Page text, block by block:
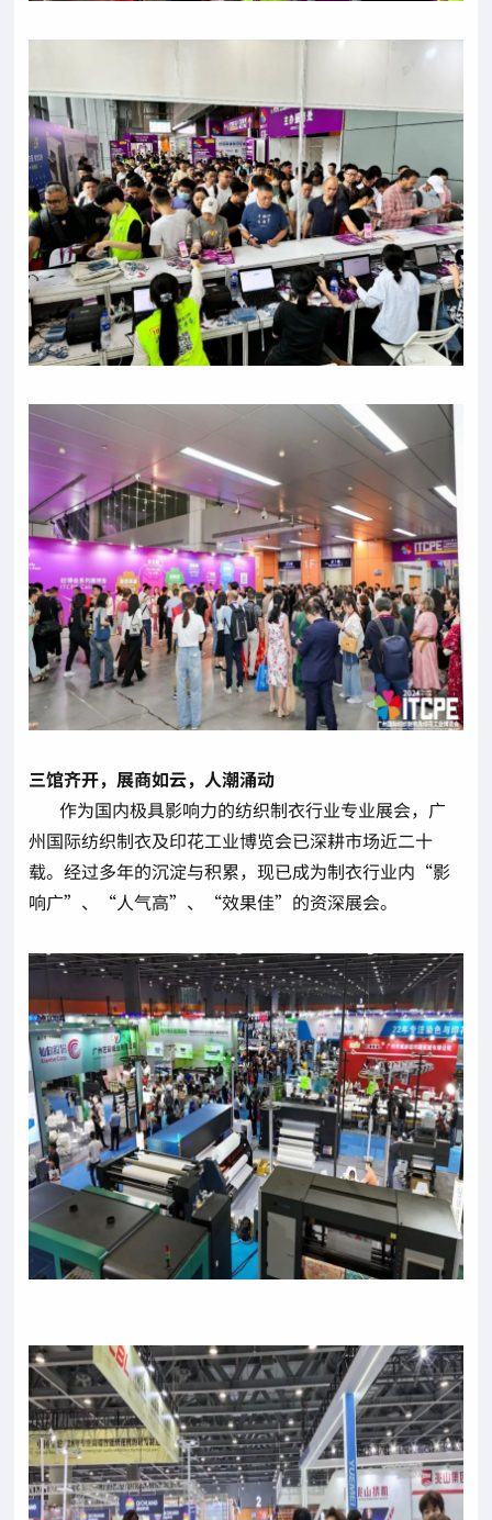
三馆齐开，展商如云，人潮涌动
作为国内极具影响力的纺织制衣行业专业展会，广
州国际纺织制衣及印花工业博览会已深耕市场近二十
载。经过多年的沉淀与积累，现已成为制衣行业内“影
响广”、“人气高”、“效果佳”的资深展会。